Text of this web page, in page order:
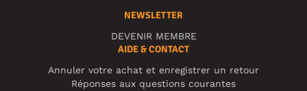
NEWSLETTER
DEVENIR MEMBRE
AIDE & CONTACT
Annuler votre achat et enregistrer un retour
Réponses aux questions courantes